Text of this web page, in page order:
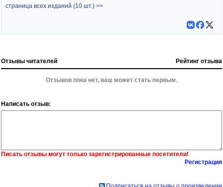
страница всех изданий (10 шт.) >>
Отзывы читателей Рейтинг отзыва
Отзывов пока нет, ваш может стать первым.
Написать отзыв:
Писать отзывы могут только зарегистрированные посетители!
Регистрация